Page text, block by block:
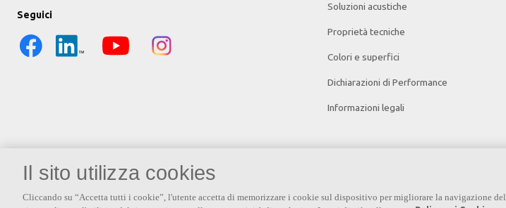
Seguici
Soluzioni acustiche
Proprietà tecniche
Colori e superfici
Dichiarazioni di Performance
Informazioni legali
Il sito utilizza cookies
Cliccando su “Accetta tutti i cookie”, l'utente accetta di memorizzare i cookie sul dispositivo per migliorare la navigazione del